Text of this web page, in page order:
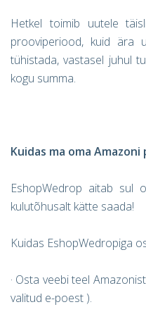
Hetkel toimib uutele
prooviperiood, kuid ära
tühistada, vastasel juhul
kogu summa.
Kuidas ma oma
EshopWedrop aitab sul
kulutõhusalt kätte saada!
Kuidas EshopWedropiga
· Osta veebi teel
valitud e-poest ).